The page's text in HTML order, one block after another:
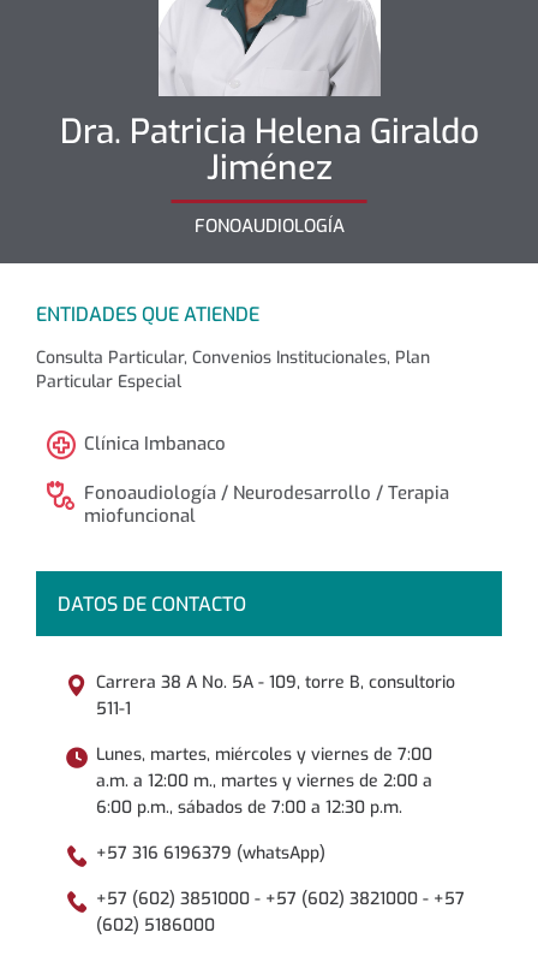
Dra. Patricia Helena Giraldo
Jiménez
FONOAUDIOLOGÍA
ENTIDADES QUE ATIENDE
Consulta Particular, Convenios Institucionales, Plan
Particular Especial
Clínica Imbanaco
Fonoaudiología / Neurodesarrollo / Terapia
miofuncional
DATOS DE CONTACTO
Carrera 38 A No. 5A - 109, torre B, consultorio
511-1
Lunes, martes, miércoles y viernes de 7:00
a.m. a 12:00 m., martes y viernes de 2:00 a
6:00 p.m., sábados de 7:00 a 12:30 p.m.
+57 316 6196379 (whatsApp)
+57 (602) 3851000 - +57 (602) 3821000 - +57
(602) 5186000